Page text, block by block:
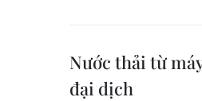
Nước thải từ
đại dịch